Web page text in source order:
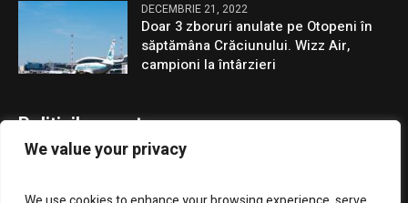
We value your privacy
DECEMBRIE 21, 2022
Doar 3 zboruri anulate pe Otopeni în
săptămâna Crăciunului. Wizz Air,
campioni la întârzieri
Politicile noastre